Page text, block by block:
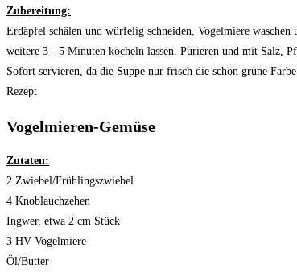
Zubereitung:
Erdäpfel schälen und würfelig schneiden, Vogelmiere
weitere 3 - 5 Minuten köcheln lassen. Pürieren und mit Salz,
Sofort servieren, da die Suppe nur frisch die schön grüne Farbe
Rezept
Vogelmieren-Gemüse
Zutaten:
2 Zwiebel/Frühlingszwiebel
4 Knoblauchzehen
Ingwer, etwa 2 cm Stück
3 HV Vogelmiere
Öl/Butter